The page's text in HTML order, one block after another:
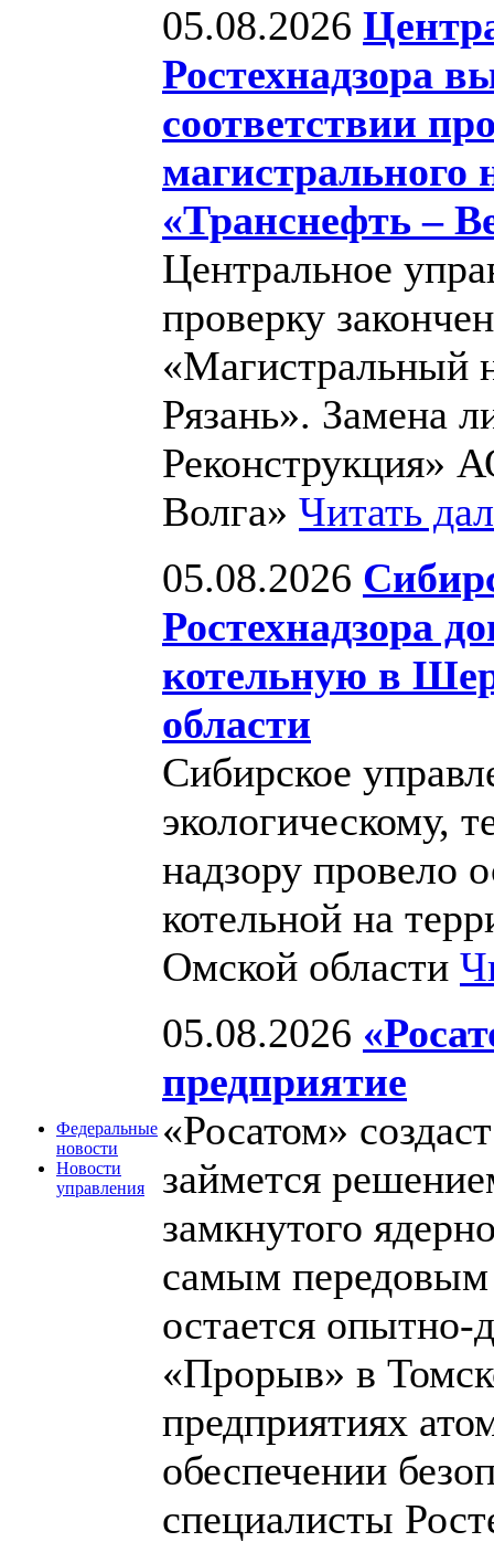
Федеральные
новости
Новости
управления
05.08.2026
Ростехнадзора
соответствии
магистрального
«Транснефть –
Центральное
проверку
«Магистральный
Рязань». Замена
Реконструкция»
Волга» Читать
05.08.2026
Ростехнадзора
котельную в
области
Сибирское
экологическому,
надзору провело
котельной на
Омской области
05.08.2026
предприятие
«Росатом»
займется
замкнутого
самым передовым
остается
«Прорыв» в
предприятиях
обеспечении
специалисты